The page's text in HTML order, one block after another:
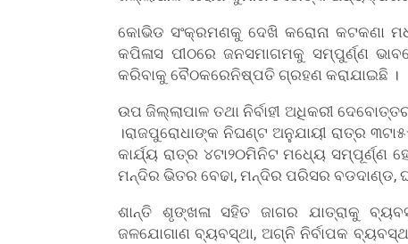
କୋଭିଡ ସଂକ୍ରମଣକୁ ଦେଖି କରୋନା କଟକଣା
କପିଳାସ ପୀଠରେ ଜନସମାଗମକୁ ସମ୍ପୁର୍ଣ୍ଣ
କରିବାକୁ ବୈଠକରେନିଷ୍ପତି ଗ୍ରହଣ କରାଯାଇଛି ।
ଉପ ଜିଲ୍ଲାପାଳ ତଥା ନିର୍ବାହୀ ଅଧିକରୀ
।ରାଜପୁରୋଧାଙ୍କ ନିଘଣ୍ଟ ଅନୁଯାୟୀ ରାତ୍ର
କାର୍ଯ୍ୟ ରାତ୍ର ୪ଟା୨୦ମିନିଟ ମଧ୍ୟେ ସମ୍ପୂର୍ଣ୍ଣ
ମନ୍ଦିର ଭିତର ବେଢା, ମନ୍ଦିର ପରିସର ବଡଦାଣ୍ଡ,
ଶାନ୍ତି ଶୃଙ୍ଖଳା ସହିତ ଜାଗର ଯାତ୍ରାକୁ
ଜଳଯୋଗାଣ ବ୍ୟବସ୍ଥା, ଅଗ୍ନି ନିର୍ବାପକ